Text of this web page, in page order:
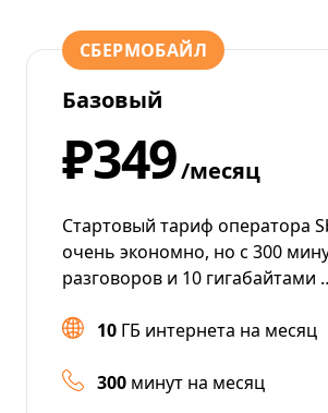
СБЕРМОБАЙЛ
Базовый
₽349/месяц
Стартовый тариф оператора
очень экономно, но с 300
разговоров и 10 гигабайтами
10 ГБ интернета на месяц
300 минут на месяц